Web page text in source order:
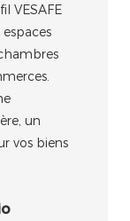
VESAFE
un
vos biens